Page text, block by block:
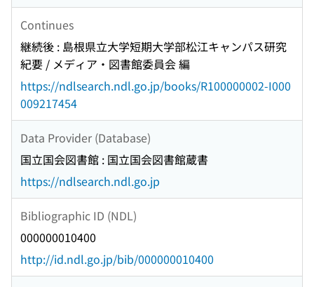
Continues
継続後 : 島根県立大学短期大学部松江キャンパス研究
紀要 / メディア・図書館委員会 編
https://ndlsearch.ndl.go.jp/books/R100000002-I000
009217454
Data Provider (Database)
国立国会図書館 : 国立国会図書館蔵書
https://ndlsearch.ndl.go.jp
Bibliographic ID (NDL)
000000010400
http://id.ndl.go.jp/bib/000000010400